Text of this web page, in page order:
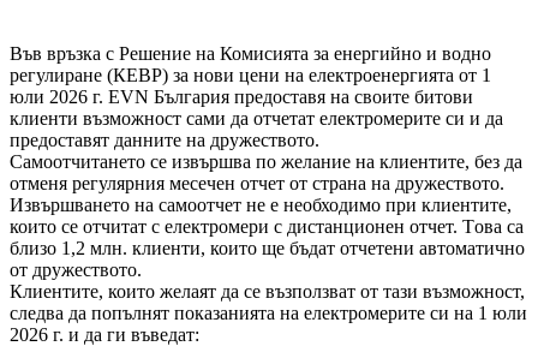
Във връзка с Решение на Комисията за енергийно и водно
регулиране (КЕВР) за нови цени на електроенергията от 1
юли 2026 г. EVN България предоставя на своите битови
клиенти възможност сами да отчетат електромерите си и да
предоставят данните на дружеството.
Самоотчитането се извършва по желание на клиентите, без да
отменя регулярния месечен отчет от страна на дружеството.
Извършването на самоотчет не е необходимо при клиентите,
които се отчитат с електромери с дистанционен отчет. Тoва са
близо 1,2 млн. клиенти, които ще бъдат отчетени автоматично
от дружеството.
Клиентите, които желаят да се възползват от тази възможност,
следва да попълнят показанията на електромерите си на 1 юли
2026 г. и да ги въведат: